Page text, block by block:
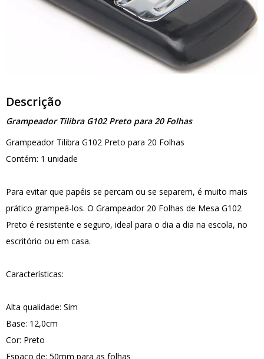
Descrição
Grampeador Tilibra G102 Preto para 20 Folhas
Grampeador Tilibra G102 Preto para 20 Folhas
Contém: 1 unidade
Para evitar que papéis se percam ou se separem, é muito mais
prático grampeá-los. O Grampeador 20 Folhas de Mesa G102
Preto é resistente e seguro, ideal para o dia a dia na escola, no
escritório ou em casa.
Características:
Alta qualidade: Sim
Base: 12,0cm
Cor: Preto
Espaço de: 50mm para as folhas